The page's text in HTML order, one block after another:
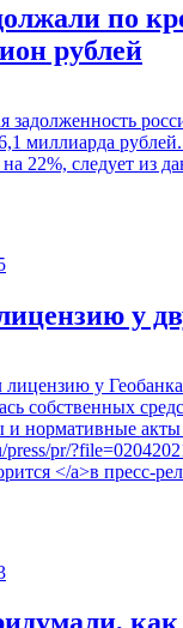
по
рублей
задолженность
миллиарда
22%, следует из
у
лицензию у
собственных
и нормативные
pr/
</a>в пресс-